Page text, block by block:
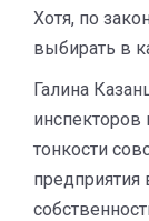
Хотя, по
выбирать в
Галина
инспекторов
тонкости